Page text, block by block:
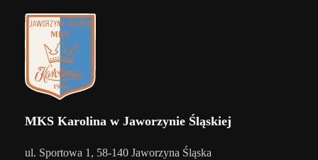
MKS Karolina w Jaworzynie Śląskiej
ul. Sportowa 1, 58-140 Jaworzyna Śląska